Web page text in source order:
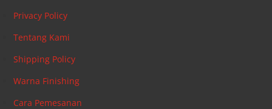
Privacy Policy
Tentang Kami
Shipping Policy
Warna Finishing
Cara Pemesanan